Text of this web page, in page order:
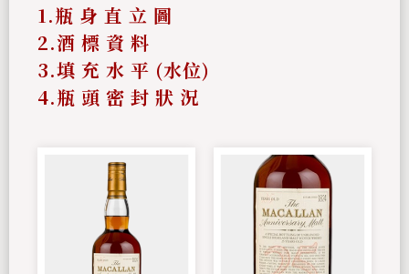
1.瓶 身 直 立 圖
2.酒 標 資 料
3.填 充 水 平 (水位)
4.瓶 頭 密 封 狀 況